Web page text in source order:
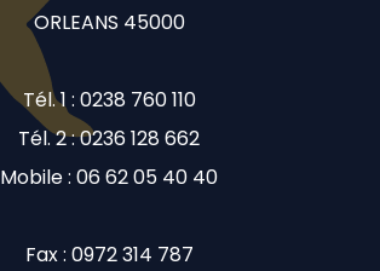
ORLEANS 45000
Tél. 1 : 0238 760 110
Tél. 2 : 0236 128 662
Mobile : 06 62 05 40 40
Fax : 0972 314 787